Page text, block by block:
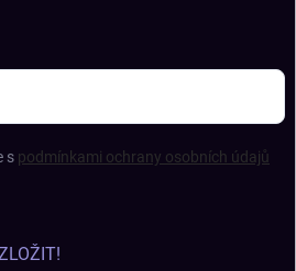
s podmínkami ochrany osobních údajů